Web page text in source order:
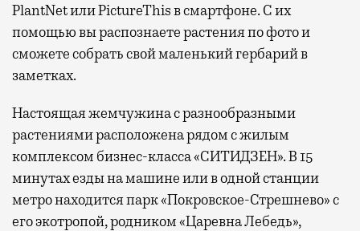
PlantNet или PictureThis в смартфоне. С их
помощью вы распознаете растения по фото и
сможете собрать свой маленький гербарий в
заметках.
Настоящая жемчужина с разнообразными
растениями расположена рядом с жилым
комплексом бизнес-класса «СИТИДЗЕН». В 15
минутах езды на машине или в одной станции
метро находится парк «Покровское-Стрешнево» с
его экотропой, родником «Царевна Лебедь»,